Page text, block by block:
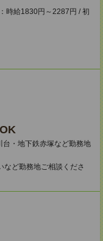
時給1830円～2287円 / 初
台・地下鉄赤塚など勤務地
ど勤務地ご相談くださ